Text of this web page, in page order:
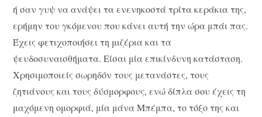
ή σαν γυψ να ανάψει τα ενενηκοστά τρίτα κεράκια της,
ερήμην του γκόμενου που κάνει αυτή την ώρα μπάι πας.
Έχεις φετιχοποιήσει τη μιζέρια και τα
ψευδοσυναισθήματα. Είσαι μία επικίνδυνη κατάσταση.
Χρησιμοποιείς σωρηδόν τους μετανάστες, τους
ζητιάνους και τους δύσμορφους, ενώ δίπλα σου έχεις τη
μαχόμενη ομορφιά, μία μάνα Μπέμπα, το τόξο της και